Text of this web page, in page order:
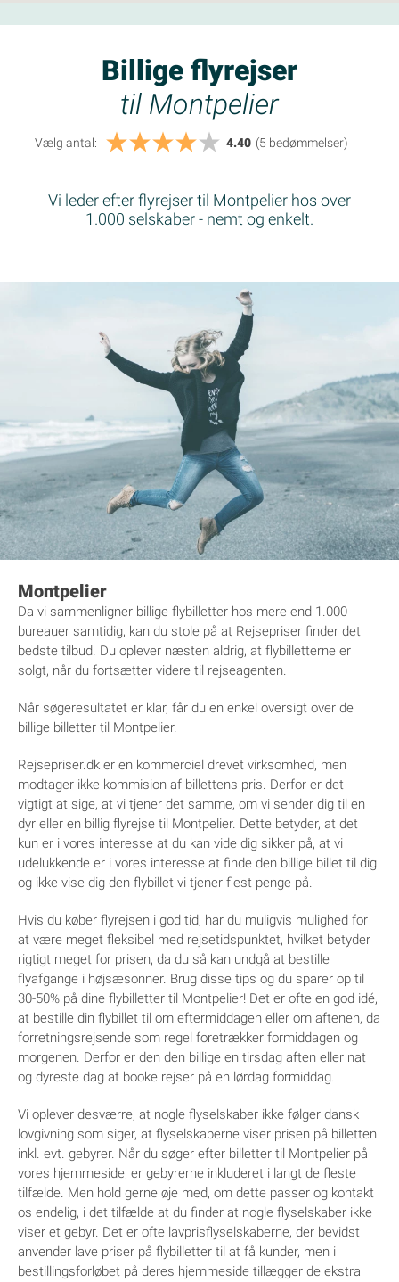
Billige flyrejser
til Montpelier
Vælg antal: 4.40 (5 bedømmelser)
Vi leder efter flyrejser til Montpelier hos over
1.000 selskaber - nemt og enkelt.
Montpelier
Da vi sammenligner billige flybilletter hos mere end 1.000
bureauer samtidig, kan du stole på at Rejsepriser finder det
bedste tilbud. Du oplever næsten aldrig, at flybilletterne er
solgt, når du fortsætter videre til rejseagenten.
Når søgeresultatet er klar, får du en enkel oversigt over de
billige billetter til Montpelier.
Rejsepriser.dk er en kommerciel drevet virksomhed, men
modtager ikke kommision af billettens pris. Derfor er det
vigtigt at sige, at vi tjener det samme, om vi sender dig til en
dyr eller en billig flyrejse til Montpelier. Dette betyder, at det
kun er i vores interesse at du kan vide dig sikker på, at vi
udelukkende er i vores interesse at finde den billige billet til dig
og ikke vise dig den flybillet vi tjener flest penge på.
Hvis du køber flyrejsen i god tid, har du muligvis mulighed for
at være meget fleksibel med rejsetidspunktet, hvilket betyder
rigtigt meget for prisen, da du så kan undgå at bestille
flyafgange i højsæsonner. Brug disse tips og du sparer op til
30-50% på dine flybilletter til Montpelier! Det er ofte en god idé,
at bestille din flybillet til om eftermiddagen eller om aftenen, da
forretningsrejsende som regel foretrækker formiddagen og
morgenen. Derfor er den den billige en tirsdag aften eller nat
og dyreste dag at booke rejser på en lørdag formiddag.
Vi oplever desværre, at nogle flyselskaber ikke følger dansk
lovgivning som siger, at flyselskaberne viser prisen på billetten
inkl. evt. gebyrer. Når du søger efter billetter til Montpelier på
vores hjemmeside, er gebyrerne inkluderet i langt de fleste
tilfælde. Men hold gerne øje med, om dette passer og kontakt
os endelig, i det tilfælde at du finder at nogle flyselskaber ikke
viser et gebyr. Det er ofte lavprisflyselskaberne, der bevidst
anvender lave priser på flybilletter til at få kunder, men i
bestillingsforløbet på deres hjemmeside tillægger de ekstra